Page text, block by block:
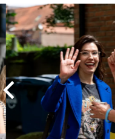
Overslaan